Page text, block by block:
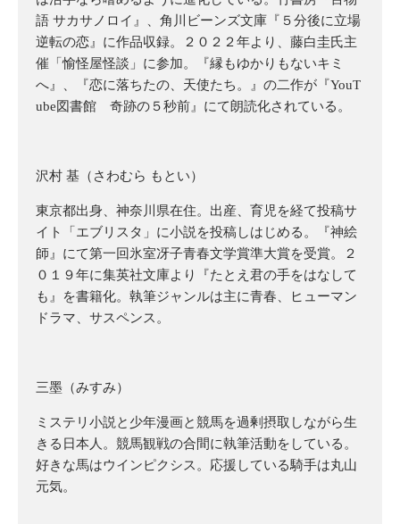
語 サカサノロイ』、角川ビーンズ文庫『５分後に立場
逆転の恋』に作品収録。２０２２年より、藤白圭氏主
催「愉怪屋怪談」に参加。『縁もゆかりもないキミ
へ』、『恋に落ちたの、天使たち。』の二作が『YouT
ube図書館 奇跡の５秒前』にて朗読化されている。
沢村 基（さわむら もとい）
東京都出身、神奈川県在住。出産、育児を経て投稿サ
イト「エブリスタ」に小説を投稿しはじめる。『神絵
師』にて第一回氷室冴子青春文学賞準大賞を受賞。２
０１９年に集英社文庫より『たとえ君の手をはなして
も』を書籍化。執筆ジャンルは主に青春、ヒューマン
ドラマ、サスペンス。
三墨（みすみ）
ミステリ小説と少年漫画と競馬を過剰摂取しながら生
きる日本人。競馬観戦の合間に執筆活動をしている。
好きな馬はウインピクシス。応援している騎手は丸山
元気。